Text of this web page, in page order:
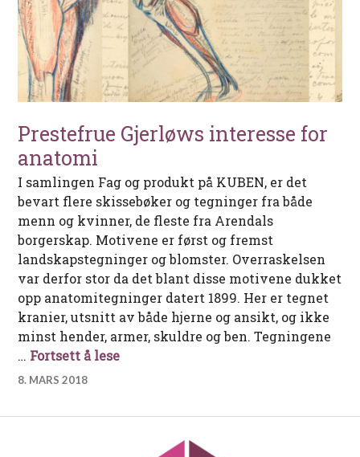
Prestefrue Gjerløws interesse for
anatomi
I samlingen Fag og produkt på KUBEN, er det
bevart flere skissebøker og tegninger fra både
menn og kvinner, de fleste fra Arendals
borgerskap. Motivene er først og fremst
landskapstegninger og blomster. Overraskelsen
var derfor stor da det blant disse motivene dukket
opp anatomitegninger datert 1899. Her er tegnet
kranier, utsnitt av både hjerne og ansikt, og ikke
minst hender, armer, skuldre og ben. Tegningene
… Fortsett å lesePrestefrue Gjerløws interesse for
8. MARS 2018